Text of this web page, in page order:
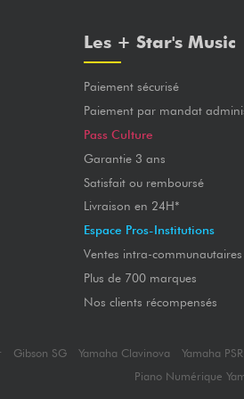
Les + Star's Music
Paiement sécurisé
Paiement par mandat
Pass Culture
Garantie 3 ans
Satisfait ou remboursé
Livraison en 24H*
Espace Pros-Institutions
Ventes intra-communautaires
Plus de 700 marques
Nos clients récompensés
Gibson SG Yamaha Clavinova Yamaha PSR
Piano Numérique